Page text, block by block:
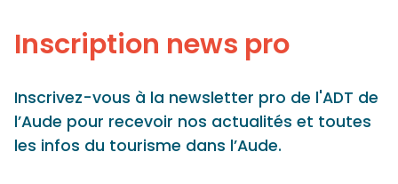
Inscription news pro
Inscrivez-vous à la newsletter pro de l'ADT de
l’Aude pour recevoir nos actualités et toutes
les infos du tourisme dans l’Aude.